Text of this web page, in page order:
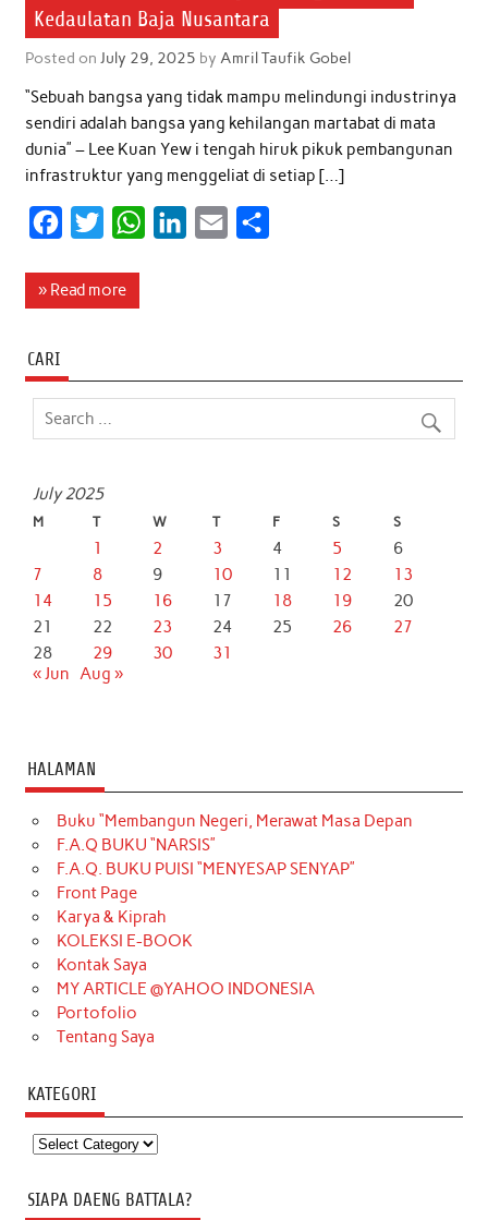
Kedaulatan Baja Nusantara
Posted on July 29, 2025 by Amril Taufik Gobel
“Sebuah bangsa yang tidak mampu melindungi industrinya
sendiri adalah bangsa yang kehilangan martabat di mata
dunia” – Lee Kuan Yew i tengah hiruk pikuk pembangunan
infrastruktur yang menggeliat di setiap […]
c
o
o
i
e
r
W
A
d
» Read more
CARI
July 2025
M T W T F S S
1 2 3 4 5
6
7
8 9 10 11 12
13
14
15 16 17 18 19
20
21
22 23 24 25 26
27
28
29 30
31
« Jun Aug »
HALAMAN
Buku “Membangun Negeri, Merawat Masa Depan
F.A.Q BUKU “NARSIS”
F.A.Q. BUKU PUISI “MENYESAP SENYAP”
Front Page
Karya & Kiprah
KOLEKSI E-BOOK
Kontak Saya
MY ARTICLE @YAHOO INDONESIA
Portofolio
Tentang Saya
KATEGORI
Kategori
SIAPA DAENG BATTALA?